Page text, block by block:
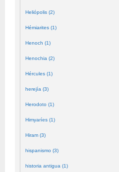
Heliópolis (2)
Hémiarites (1)
Henoch (1)
Henochia (2)
Hércules (1)
herejía (3)
Herodoto (1)
Himyaríes (1)
Hiram (3)
hispanismo (3)
historia antigua (1)